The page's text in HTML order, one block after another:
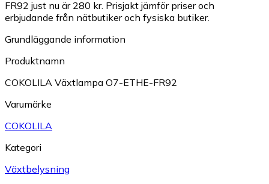
FR92 just nu är 280 kr. Prisjakt jämför priser och
erbjudande från nätbutiker och fysiska butiker.
Grundläggande information
Produktnamn
COKOLILA Växtlampa O7-ETHE-FR92
Varumärke
COKOLILA
Kategori
Växtbelysning